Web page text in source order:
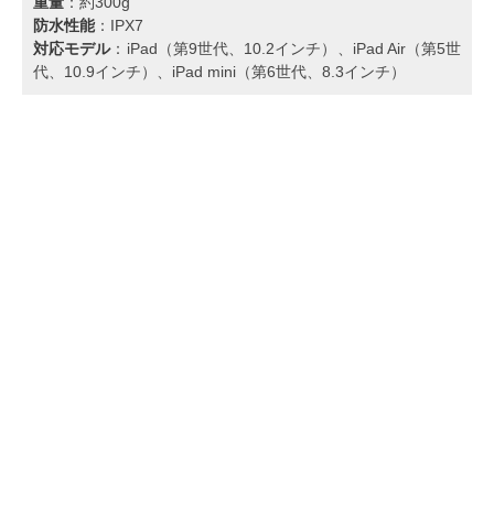
防水性能：IPX7
対応モデル：iPad（第9世代、10.2インチ）、iPad Air（第5世
代、10.9インチ）、iPad mini（第6世代、8.3インチ）